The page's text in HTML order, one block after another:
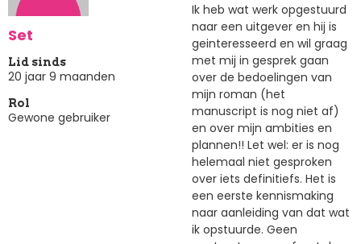
Set
Lid sinds
20 jaar 9 maanden
Rol
Gewone gebruiker
Ik heb wat werk opgestuurd
naar een uitgever en hij is
geinteresseerd en wil graag
met mij in gesprek gaan
over de bedoelingen van
mijn roman (het
manuscript is nog niet af)
en over mijn ambities en
plannen!! Let wel: er is nog
helemaal niet gesproken
over iets definitiefs. Het is
een eerste kennismaking
naar aanleiding van dat wat
ik opstuurde. Geen